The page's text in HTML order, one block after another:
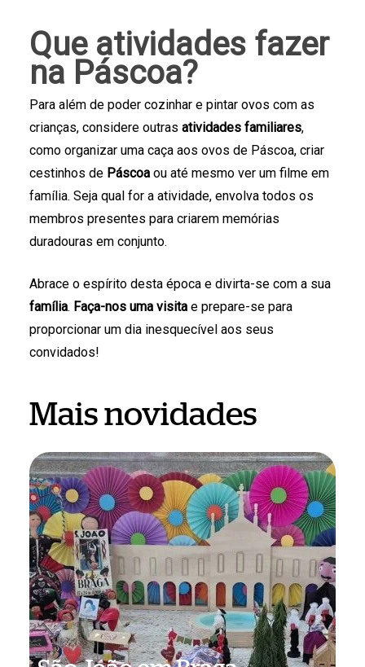
Que atividades fazer
na Páscoa?
Para além de poder cozinhar e pintar ovos com as
crianças, considere outras atividades familiares,
como organizar uma caça aos ovos de Páscoa, criar
cestinhos de Páscoa ou até mesmo ver um filme em
família. Seja qual for a atividade, envolva todos os
membros presentes para criarem memórias
duradouras em conjunto.
Abrace o espírito desta época e divirta-se com a sua
família. Faça-nos uma visitae prepare-se para
proporcionar um dia inesquecível aos seus
convidados!
Mais novidades
São
João
em
Braga